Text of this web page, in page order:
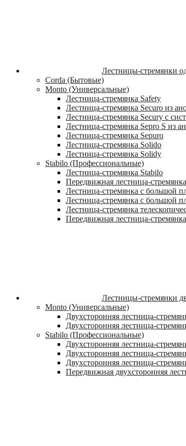
Лестницы-стремянки
Corda (Бытовые)
Monto (Универсальные)
Лестница-стремянка Safety
Лестница-стремянка Securo из
Лестница-стремянка Secury с
Лестница-стремянка Sepro S из
Лестница-стремянка Sepuro
Лестница-стремянка Solido
Лестница-стремянка Solidy
Stabilo (Профессиональные)
Лестница-стремянка Stabilo
Передвижная лестница-
Лестница-стремянка с большой
Лестница-стремянка с большой
Лестница-стремянка
Передвижная лестница-
Лестницы-стремянки
Monto (Универсальные)
Двухсторонняя лестница-
Двухсторонняя лестница-
Stabilo (Профессиональные)
Двухсторонняя лестница-
Двухсторонняя лестница-
Двухсторонняя лестница-
Передвижная двухсторонняя